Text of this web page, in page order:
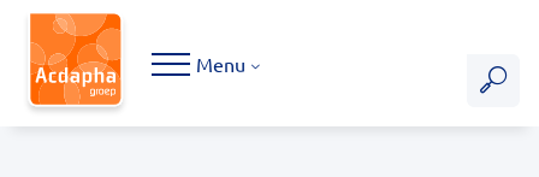
Hoofdmenu
Menu